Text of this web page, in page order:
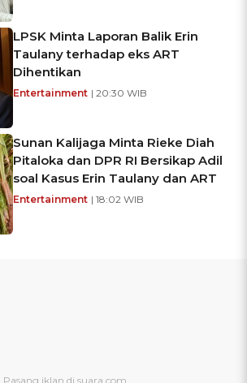
LPSK Minta Laporan Balik Erin
Taulany terhadap eks ART
Dihentikan
Entertainment | 20:30 WIB
Sunan Kalijaga Minta Rieke Diah
Pitaloka dan DPR RI Bersikap Adil
soal Kasus Erin Taulany dan ART
Entertainment | 18:02 WIB